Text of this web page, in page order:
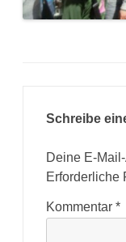
Schreibe
Deine E-
Erforderliche
Kommentar *